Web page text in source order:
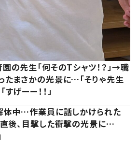
の先生「何そのTシャツ！？」→職
たまさかの光景に…「そりゃ先生
げーー！！」
体中…作業員に話しかけられた
後、目撃した衝撃の光景に…